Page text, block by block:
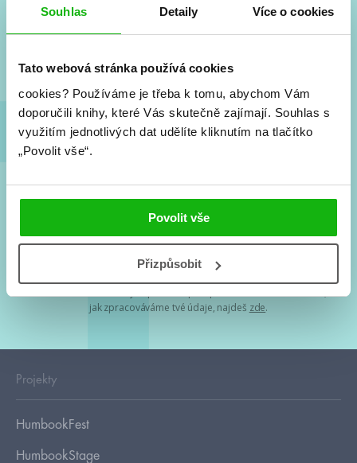
Souhlas Detaily Více o cookies
Tato webová stránka používá cookies
cookies? Používáme je třeba k tomu, abychom Vám
doporučili knihy, které Vás skutečně zajímají. Souhlas s
využitím jednotlivých dat udělíte kliknutím na tlačítko
„Povolit vše“.
Povolit vše
Přizpůsobit
Vše kolem #youngadult každý měsíc rovnou do mailu!
a seriálové adaptace a další.
Souhlasím spodmínkami zpracování osobních údajů
Tvá e-mailová adresa je u nás v bezpečí. Přečti si
jak zpracováváme tvé údaje, najdeš zde.
Projekty
HumbookFest
HumbookStage